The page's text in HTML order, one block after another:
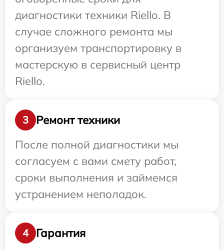
диагностики техники Riello. В
случае сложного ремонта мы
организуем транспортировку в
мастерскую в сервисный центр
Riello.
3
Ремонт техники
После полной диагностики мы
согласуем с вами смету работ,
сроки выполнения и займемся
устранением неполадок.
4
Гарантия